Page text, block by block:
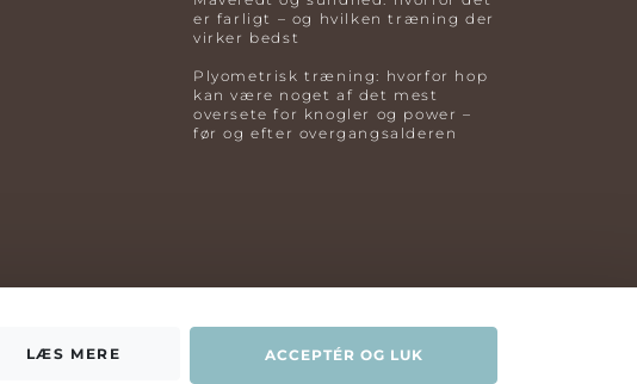
er farligt – og hvilken træning der
virker bedst
Plyometrisk træning: hvorfor hop
kan være noget af det mest
oversete for knogler og power –
før og efter overgangsalderen
LÆS MERE ACCEPTÉR OG LUK